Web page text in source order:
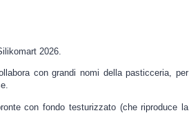
2026.
con grandi nomi della pasticceria, per
con fondo testurizzato (che riproduce la